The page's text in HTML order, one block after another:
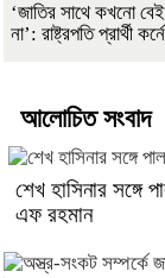
‘জাতির সাথে কখনো
না’: রাষ্ট্রপতি প্রার্থী
আলোচিত সংবাদ
শেখ হাসিনার সঙ্গে
এফ রহমান